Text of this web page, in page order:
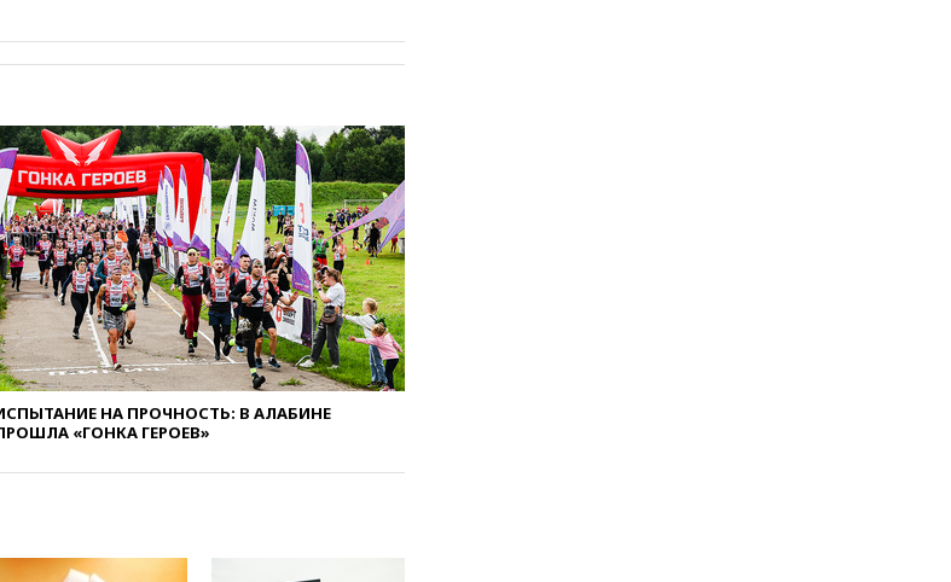
вчера, 21:35Машков: в РФ
искусства до 2035 года
вчера, 21:21Правительство
РФ разрешило продажу
бензина старых
экологических классов
вчера, 21:15Путин обсудил с
Машковым 150-летие Союза
театральных деятелей
вчера, 20:47Newsweek:
«взрывная» диарея охватила
47 из 50 штатов США
вчера, 20:35
беспилотников
ЧЕ российские синхронистки
НА ПРОЧНОСТЬ: В АЛАБИНЕ
«ГОНКА ГЕРОЕВ»